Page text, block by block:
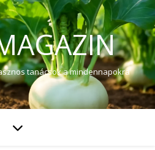
tanácsok a mindennapokra